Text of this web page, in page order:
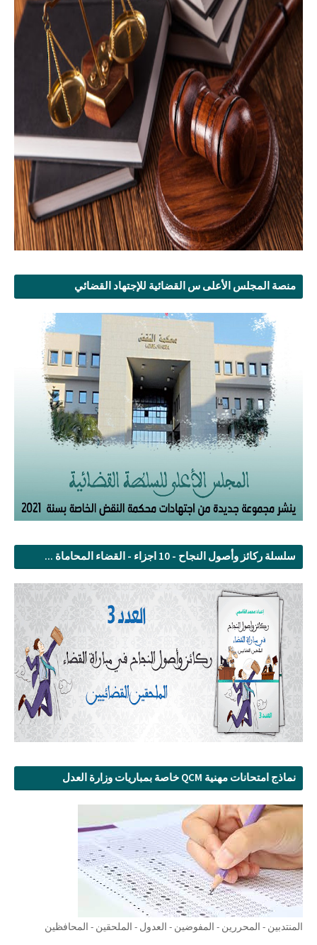
منصة المجلس الأعلى س القضائية للإجتهاد القضائي
سلسلة ركائز وأصول النجاح - 10 اجزاء - القضاء المحاماة ...
نماذج امتحانات مهنية QCM خاصة بمباريات وزارة العدل
المنتدبين - المحررين - المفوضين - العدول - الملحقين - المحافظين